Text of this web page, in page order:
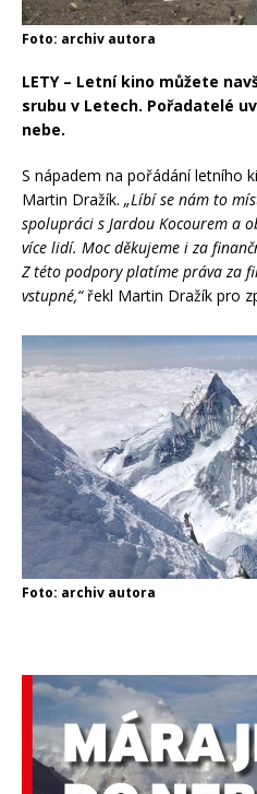
Foto: archiv autora
LETY – Letní kino můžete
srubu v Letech. Pořadatelé
nebe.
S nápadem na pořádání letního
Martin Dražík. „Líbí se nám to
spolupráci s Jardou Kocourem a
více lidí. Moc děkujeme i za
Z této podpory platíme práva za
vstupné,“ řekl Martin Dražík pro
Foto: archiv autora